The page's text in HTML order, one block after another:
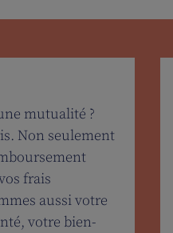
mutualité ?
Non seulement
frais
aussi votre
votre bien-